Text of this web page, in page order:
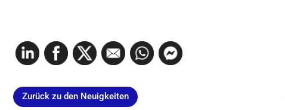
Zurück zu den Neuigkeiten